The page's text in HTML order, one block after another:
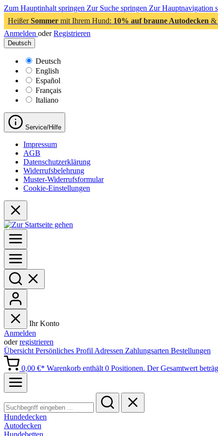
Zum Hauptinhalt springen Zur Suche springen Zur Hauptnavigation
HeißerSommer mit Ihrem Hund: 10% auf braune Autodecken &
Anmelden oder Registrieren
Deutsch
Deutsch
English
Español
Français
Italiano
Service/Hilfe
Impressum
AGB
Datenschutzerklärung
Widerrufsbelehrung
Muster-Widerrufsformular
Cookie-Einstellungen
Ihr Konto
Anmelden
oderregistrieren
Übersicht Persönliches Profil Adressen Zahlungsarten Bestellungen
0,00 €* Warenkorb enthält 0 Positionen. Der Gesamtwert
Hundedecken
Autodecken
Hundebetten